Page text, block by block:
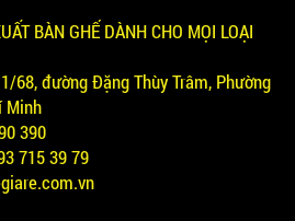
BÀN GHẾ DÀNH CHO MỌI LOẠI
68, đường Đặng Thùy Trâm, Phường
Minh
390
715 39 79